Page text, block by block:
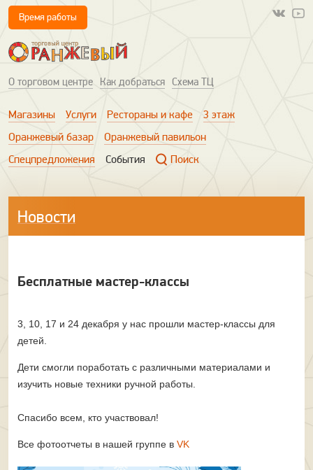
О торговом центре Как добраться Схема ТЦ
Время работы
Магазины Услуги Рестораны и кафе
3 этаж
Оранжевый базар
Оранжевый павильон
Спецпредложения
События Поиск
Новости
Бесплатные мастер-классы
3, 10, 17 и 24 декабря унас прошли мастер-классы для
детей.
Дети смогли поработать с различными материалами и
изучить новые техники ручной работы.
Спасибо всем, кто участвовал!
Все фотоотчеты в нашей группе в VK